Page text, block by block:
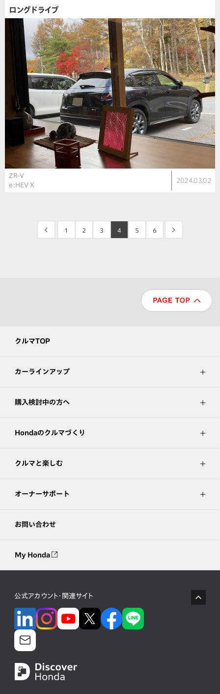
ロングドライブ
ZR-V
e:HEV X
2024.03.02
< 1 2 3 4 5 6 >
クルマTOP
カーラインアップ
購入検討中の方へ
Hondaのクルマづくり
クルマと楽しむ
オーナーサポート
お問い合わせ
My Honda
公式アカウント・関連サイト